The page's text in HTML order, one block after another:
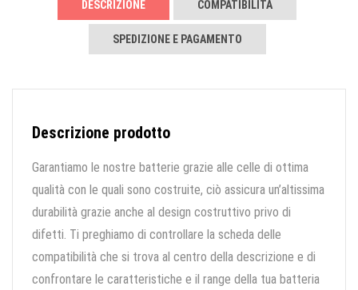
DESCRIZIONE COMPATIBILITÀ
SPEDIZIONE E PAGAMENTO
Descrizione prodotto
Garantiamo le nostre batterie grazie alle celle di ottima
qualità con le quali sono costruite, ciò assicura un’altissima
durabilità grazie anche al design costruttivo privo di
difetti. Ti preghiamo di controllare la scheda delle
compatibilità che si trova al centro della descrizione e di
confrontare le caratteristiche e il range della tua batteria